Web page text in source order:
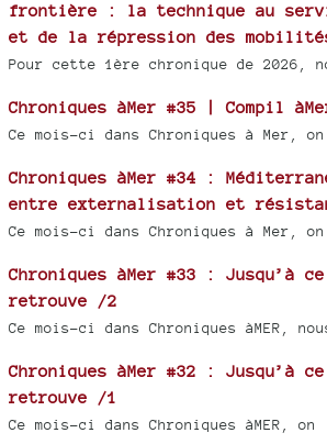
frontière : la technique au
et de la répression des
Pour cette 1ère chronique de 2026,
Chroniques àMer #35 | Compil
Ce mois-ci dans Chroniques à Mer, on
Chroniques àMer #34 :
entre externalisation et
Ce mois-ci dans Chroniques à Mer,
Chroniques àMer #33 : Jusqu’à
retrouve /2
Ce mois-ci dans Chroniques àMER,
Chroniques àMer #32 : Jusqu’à
retrouve /1
Ce mois-ci dans Chroniques àMER, on